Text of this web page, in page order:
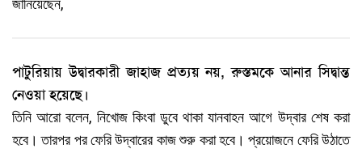
পাটুরিয়ায় উদ্বারকারী জাহাজ প্রত্যয় নয়, রুস্তমকে আনার সিদ্বান্ত
নেওয়া হয়েছে।
তিনি আরো বলেন, নিখোজ কিংবা ডুবে থাকা যানবাহন আগে উদ্বার শেষ করা
হবে। তারপর পর ফেরি উদ্বারের কাজ শুরু করা হবে। প্রয়োজনে ফেরি উঠাতে